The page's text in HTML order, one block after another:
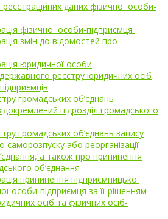
даних фізичної особи-
фізичної особи-підприємця
змін до відомостей про
юридичної особи
реєстру юридичних осіб
громадських об’єднань
підрозділ громадського
громадських об’єднань запису
або реорганізації
а також про припинення
об’єднання
припинення підприємницької
особи-підприємця за її рішенням
осіб та фізичних осіб-